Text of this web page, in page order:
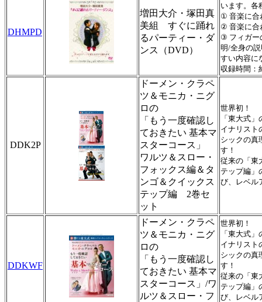
DHMPD
増田大介・塚田真
美組 すぐに踊れ
るパーティー・ダ
ンス（DVD）
います。各
① 音楽に合
② 音楽に合
③ フィガー
明/全身の
すい内容に
収録時間：
DDK2P
ドーメン・クラペ
ツ＆モニカ・ニグ
ロの
「もう一度確認し
ておきたい 基本マ
スターコース」
ワルツ＆スロー・
フォックス編＆タ
ンゴ＆クイックス
テップ編 2巻セ
ット
世界初！
「東大式
イナリスト
シックの真
す！
従来の「東
テップ編」
び、レベル
DDKWF
ドーメン・クラペ
ツ＆モニカ・ニグ
ロの
「もう一度確認し
ておきたい 基本マ
スターコース」/ワ
ルツ＆スロー・フ
世界初！
「東大式
イナリスト
シックの真
す！
従来の「東
テップ編」
び、レベル